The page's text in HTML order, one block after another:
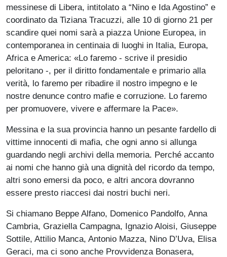
messinese di Libera, intitolato a “Nino e Ida Agostino” e
coordinato da Tiziana Tracuzzi, alle 10 di giorno 21 per
scandire quei nomi sarà a piazza Unione Europea, in
contemporanea in centinaia di luoghi in Italia, Europa,
Africa e America: «Lo faremo - scrive il presidio
peloritano -, per il diritto fondamentale e primario alla
verità, lo faremo per ribadire il nostro impegno e le
nostre denunce contro mafie e corruzione. Lo faremo
per promuovere, vivere e affermare la Pace».
Messina e la sua provincia hanno un pesante fardello di
vittime innocenti di mafia, che ogni anno si allunga
guardando negli archivi della memoria. Perché accanto
ai nomi che hanno già una dignità del ricordo da tempo,
altri sono emersi da poco, e altri ancora dovranno
essere presto riaccesi dai nostri buchi neri.
Si chiamano Beppe Alfano, Domenico Pandolfo, Anna
Cambria, Graziella Campagna, Ignazio Aloisi, Giuseppe
Sottile, Attilio Manca, Antonio Mazza, Nino D’Uva, Elisa
Geraci, ma ci sono anche ‌Provvidenza Bonasera,